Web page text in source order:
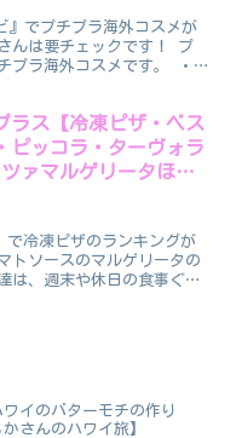
』でプチプラ海外コスメが
んは要チェックです！ プ
プラ海外コスメです。 ・
ラス【冷凍ピザ・ベス
ピッコラ・ターヴォラ
ァマルゲリータほ
で冷凍ピザのランキングが
トソースのマルゲリータの
は、週末や休日の食事ぐら
イのバターモチの作り
さんのハワイ旅】